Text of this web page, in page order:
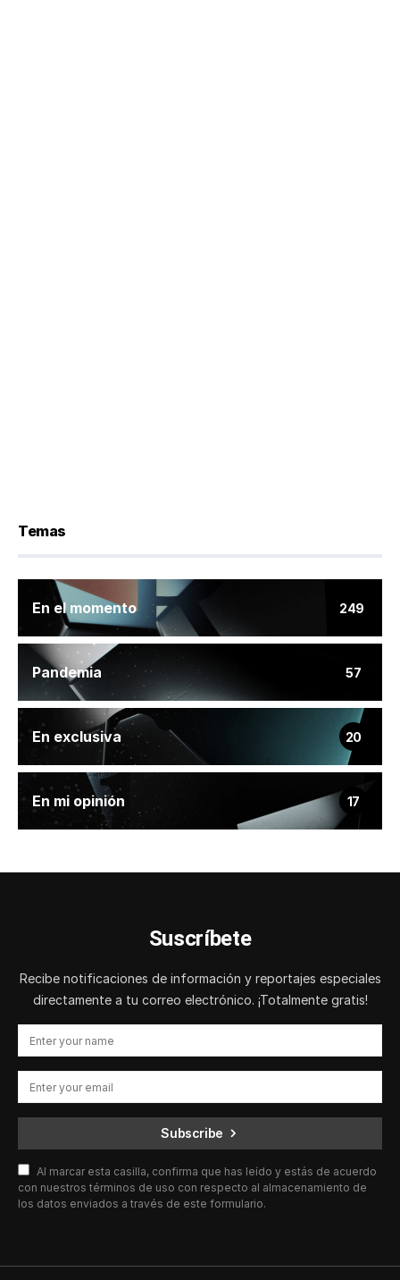
Temas
En el momento 249
Pandemia 57
En exclusiva 20
En mi opinión 17
Suscríbete
Recibe notificaciones de información y reportajes especiales
directamente a tu correo electrónico. ¡Totalmente gratis!
Subscribe
Al marcar esta casilla, confirma que has leído y estás de acuerdo
con nuestros términos de uso con respecto al almacenamiento de
los datos enviados a través de este formulario.